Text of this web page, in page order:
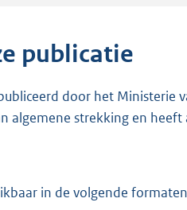
publicatie
door het Ministerie
algemene strekking en
in de volgende